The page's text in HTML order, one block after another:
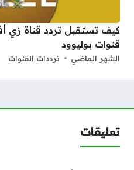
قنوات بوليوود
الشهر الماضي ترددات القنوات
تعليقات